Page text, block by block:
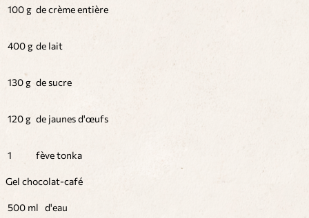
100 g de crème entière
400 g de lait
130 g de sucre
120 g de jaunes d'œufs
1 fève tonka
Gel chocolat-café
500 ml d'eau